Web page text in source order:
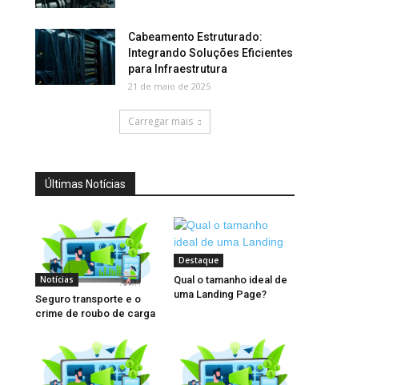
Cabeamento Estruturado:
Integrando Soluções Eficientes
para Infraestrutura
21 de maio de 2025
Carregar mais
Últimas Notícias
Notícias
Seguro transporte e o
crime de roubo de carga
Destaque
Qual o tamanho ideal de
uma Landing Page?